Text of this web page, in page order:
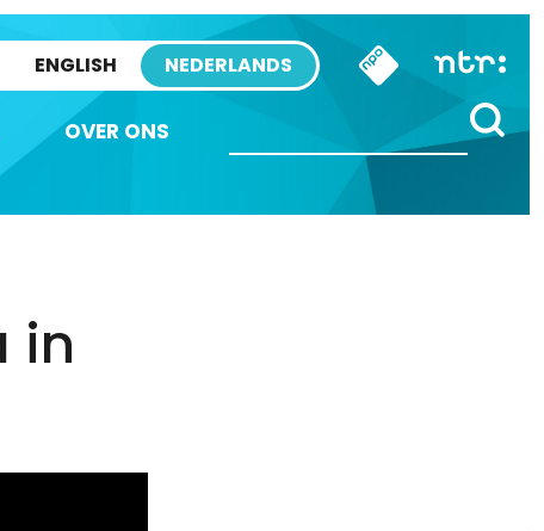
ENGLISH NEDERLANDS
OVER ONS
in